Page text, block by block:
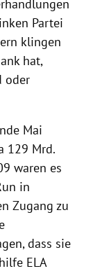
Partei
klingen
hat,
oder
Mai
129 Mrd.
waren es
in
Zugang zu
, dass sie
ELA